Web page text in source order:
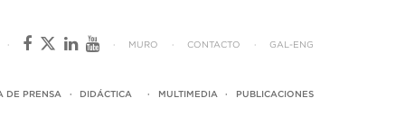
· · MURO · CONTACTO · GAL- ENG
DE PRENSA · DIDÁCTICA · MULTIMEDIA · PUBLICACIONES